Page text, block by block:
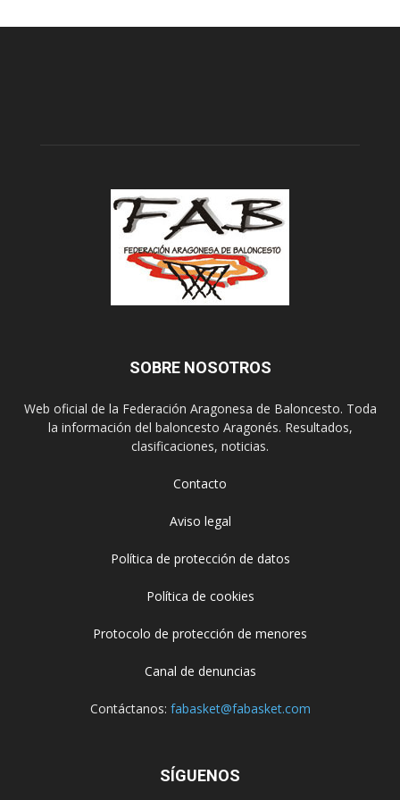
SOBRE NOSOTROS
Web oficial de la Federación Aragonesa de Baloncesto. Toda
la información del baloncesto Aragonés. Resultados,
clasificaciones, noticias.
Contacto
Aviso legal
Política de protección de datos
Política de cookies
Protocolo de protección de menores
Canal de denuncias
Contáctanos: fabasket@fabasket.com
SÍGUENOS